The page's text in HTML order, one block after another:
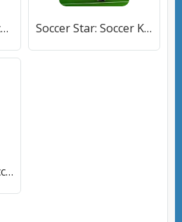
Football Rivals: Soccer Game (Футбольные соперники) [МОД Unlocked] APK Android Soccer Star: Soccer Kicks Game (окер Стар) [МОД Premium] APK Android
Super Goal: Fun Soccer Game (Супер Гол) [МОД Unlocked] APK Android